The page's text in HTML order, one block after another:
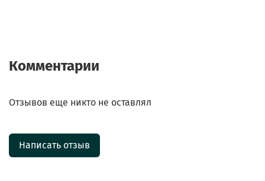
Комментарии
Отзывов еще никто не оставлял
Написать отзыв